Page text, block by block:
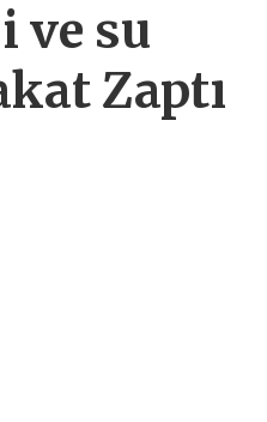
ve su
Zaptı